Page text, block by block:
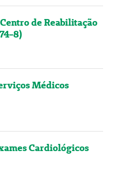
de Reabilitação
8)
Médicos
Cardiológicos